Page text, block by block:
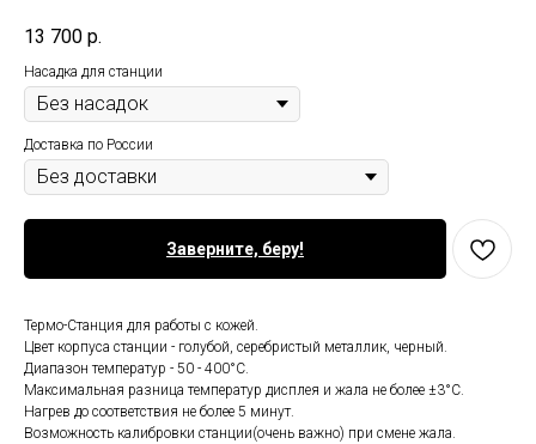
13 700 р.
Насадка для станции
Доставка по России
Заверните, беру!
Термо-Станция для работы с кожей.
Цвет корпуса станции - голубой, серебристый металлик, черный.
Диапазон температур - 50 - 400°С.
Максимальная разница температур дисплея и жала не более ±3°С.
Нагрев до соответствия не более 5 минут.
Возможность калибровки станции(очень важно) при смене жала.